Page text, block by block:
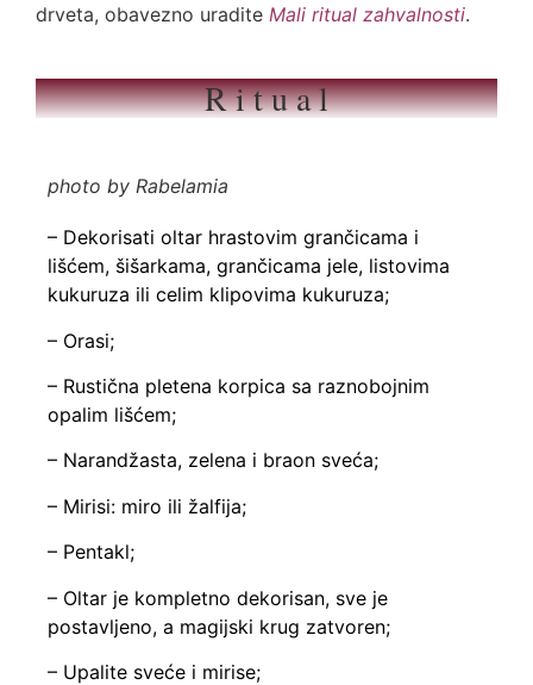
drveta, obavezno uradite Mali ritual zahvalnosti.
R i t u a l
photo by Rabelamia
– Dekorisati oltar hrastovim grančicama i
lišćem, šišarkama, grančicama jele, listovima
kukuruza ili celim klipovima kukuruza;
– Orasi;
– Rustična pletena korpica sa raznobojnim
opalim lišćem;
– Narandžasta, zelena i braon sveća;
– Mirisi: miro ili žalfija;
– Pentakl;
– Oltar je kompletno dekorisan, sve je
postavljeno, a magijski krug zatvoren;
– Upalite sveće i mirise;